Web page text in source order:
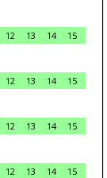
12 13 14
15
12 13 14
15
12 13 14
15
12 13 14
15